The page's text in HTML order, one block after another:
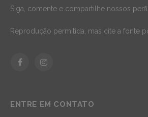
Siga, comente e compartilhe nossos
Reprodução permitida, mas cite a fonte
FacebookInstagram
ENTRE EM CONTATO